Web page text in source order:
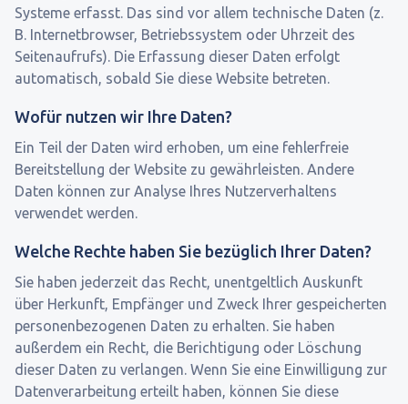
Systeme erfasst. Das sind vor allem technische Daten (z.
B. Internetbrowser, Betriebssystem oder Uhrzeit des
Seitenaufrufs). Die Erfassung dieser Daten erfolgt
automatisch, sobald Sie diese Website betreten.
Wofür nutzen wir Ihre Daten?
Ein Teil der Daten wird erhoben, um eine fehlerfreie
Bereitstellung der Website zu gewährleisten. Andere
Daten können zur Analyse Ihres Nutzerverhaltens
verwendet werden.
Welche Rechte haben Sie bezüglich Ihrer Daten?
Sie haben jederzeit das Recht, unentgeltlich Auskunft
über Herkunft, Empfänger und Zweck Ihrer gespeicherten
personenbezogenen Daten zu erhalten. Sie haben
außerdem ein Recht, die Berichtigung oder Löschung
dieser Daten zu verlangen. Wenn Sie eine Einwilligung zur
Datenverarbeitung erteilt haben, können Sie diese